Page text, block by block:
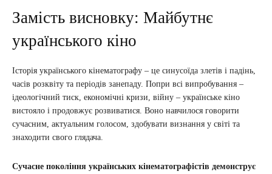
Замість висновку: Майбутнє
українського кіно
Історія українського кінематографу – це синусоїда злетів і падінь,
часів розквіту та періодів занепаду. Попри всі випробування –
ідеологічний тиск, економічні кризи, війну – українське кіно
вистояло і продовжує розвиватися. Воно навчилося говорити
сучасним, актуальним голосом, здобувати визнання у світі та
знаходити свого глядача.
Сучасне покоління українських кінематографістів демонструє